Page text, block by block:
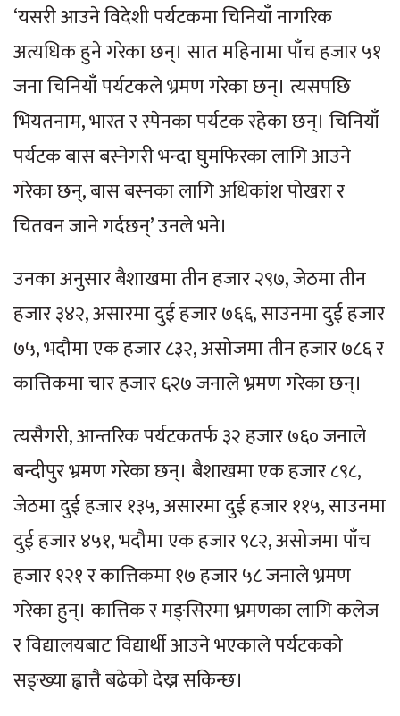
‘यसरी आउने विदेशी पर्यटकमा चिनियाँ नागरिक
अत्यधिक हुने गरेका छन्। सात महिनामा पाँच हजार ५१
जना चिनियाँ पर्यटकले भ्रमण गरेका छन्। त्यसपछि
भियतनाम, भारत र स्पेनका पर्यटक रहेका छन्। चिनियाँ
पर्यटक बास बस्नेगरी भन्दा घुमफिरका लागि आउने
गरेका छन्, बास बस्नका लागि अधिकांश पोखरा र
चितवन जाने गर्दछन्’ उनले भने।
उनका अनुसार बैशाखमा तीन हजार २९७, जेठमा तीन
हजार ३४२, असारमा दुई हजार ७६६, साउनमा दुई हजार
७५, भदौमा एक हजार ८३२, असोजमा तीन हजार ७८६ र
कात्तिकमा चार हजार ६२७ जनाले भ्रमण गरेका छन्।
त्यसैगरी, आन्तरिक पर्यटकतर्फ ३२ हजार ७६० जनाले
बन्दीपुर भ्रमण गरेका छन्। बैशाखमा एक हजार ८९८,
जेठमा दुई हजार १३५, असारमा दुई हजार ११५, साउनमा
दुई हजार ४५१, भदौमा एक हजार ९८२, असोजमा पाँच
हजार १२१ र कात्तिकमा १७ हजार ५८ जनाले भ्रमण
गरेका हुन्। कात्तिक र मङ्सिरमा भ्रमणका लागि कलेज
र विद्यालयबाट विद्यार्थी आउने भएकाले पर्यटकको
सङ्ख्या ह्वात्तै बढेको देख्न सकिन्छ।